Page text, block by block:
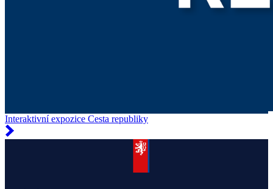
Interaktivní expozice Cesta republiky